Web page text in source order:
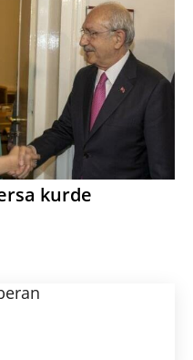
kurde